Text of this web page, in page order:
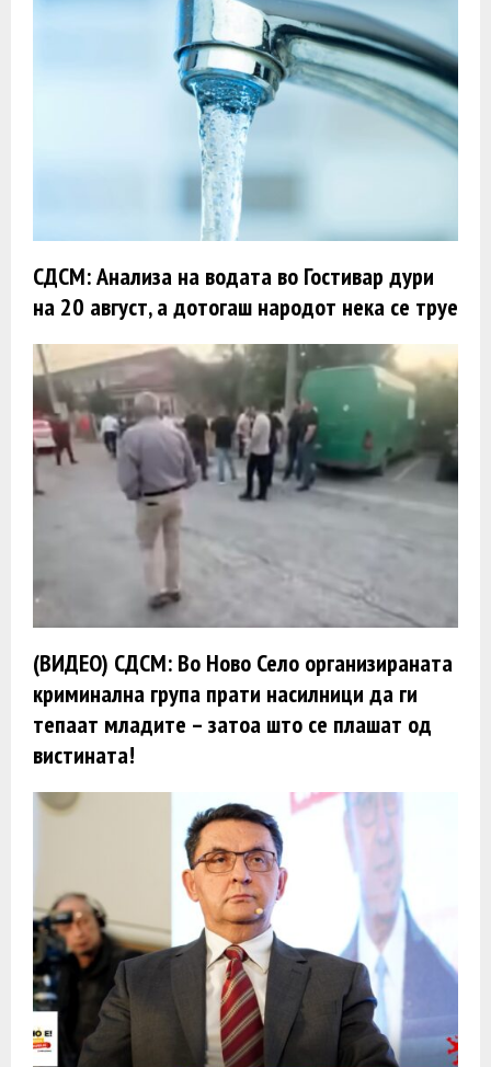
СДСМ: Анализа на водата во Гостивар дури
на 20 август, а дотогаш народот нека се труе
(ВИДЕО) СДСМ: Во Ново Село организираната
криминална група прати насилници да ги
тепаат младите – затоа што се плашат од
вистината!